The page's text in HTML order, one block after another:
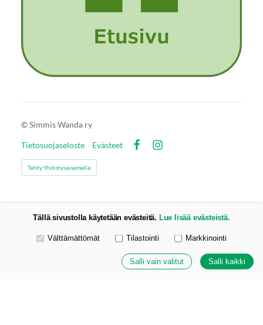
©Simmis Wanda ry
Tietosuojaseloste
Evästeet
Tehty Yhdistysavaimella
Tällä sivustolla käytetään evästeitä. Lue lisää evästeistä.
Valitse käytettävät evästeet
Välttämättömät Tilastointi Markkinointi
Salli vain valitut Salli kaikki